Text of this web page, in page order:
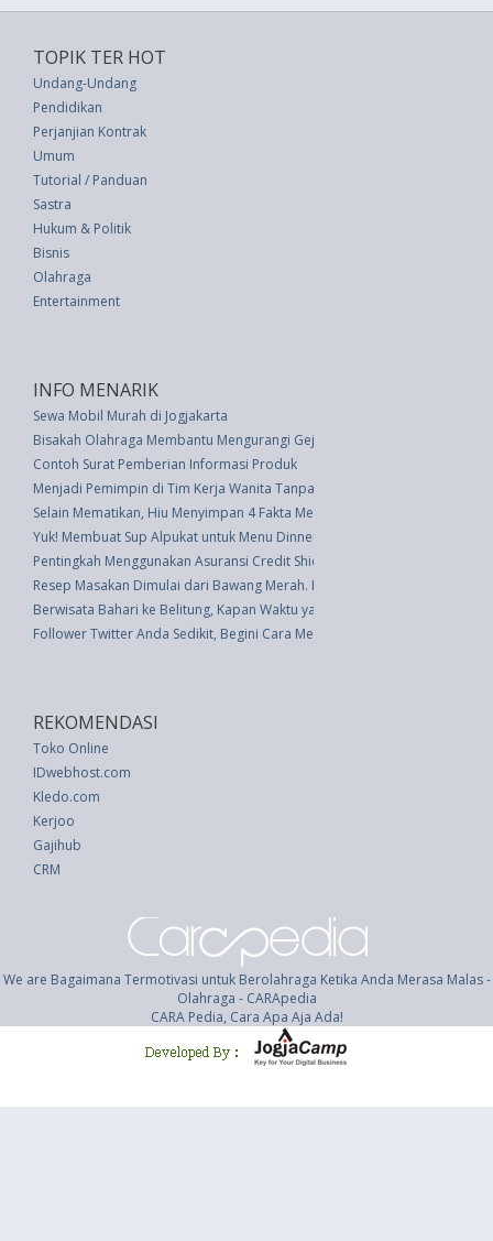
TOPIK TER HOT
Undang-Undang
Pendidikan
Perjanjian Kontrak
Umum
Tutorial / Panduan
Sastra
Hukum & Politik
Bisnis
Olahraga
Entertainment
INFO MENARIK
Sewa Mobil Murah di Jogjakarta
Bisakah Olahraga Membantu Mengurangi Gejala Kecemasan? Cari tahu di
Contoh Surat Pemberian Informasi Produk
Menjadi Pemimpin di Tim Kerja Wanita Tanpa Stereotipe Jender
Selain Mematikan, Hiu Menyimpan 4 Fakta Menarik Ini
Yuk! Membuat Sup Alpukat untuk Menu Dinner
Pentingkah Menggunakan Asuransi Credit Shield?
Resep Masakan Dimulai dari Bawang Merah. Inilah Cara Mengetahui
Berwisata Bahari ke Belitung, Kapan Waktu yang Tepat?
Follower Twitter Anda Sedikit, Begini Cara Menambahnya
REKOMENDASI
Toko Online
IDwebhost.com
Kledo.com
Kerjoo
Gajihub
CRM
We are Bagaimana Termotivasi untuk Berolahraga Ketika Anda Merasa Malas -
Olahraga - CARApedia
CARA Pedia, Cara Apa Aja Ada!